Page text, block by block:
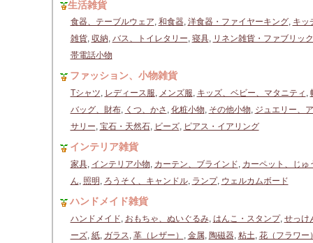
生活雑貨
食器、テーブルウェア, 和食器, 洋食器・ファイヤーキング, キッ
雑貨, 収納, バス、トイレタリー, 寝具, リネン雑貨・ファブリック
帯電話小物
ファッション、小物雑貨
Tシャツ, レディース服, メンズ服, キッズ、ベビー、マタニティ ,
バッグ、財布, くつ、かさ , 化粧小物, その他小物, ジュエリー、
サリー, 宝石・天然石, ビーズ, ピアス・イアリング
インテリア雑貨
家具, インテリア小物, カーテン、ブラインド, カーペット、じゅ
ん, 照明 , ろうそく、キャンドル, ランプ, ウェルカムボード
ハンドメイド雑貨
ハンドメイド, おもちゃ、ぬいぐるみ, はんこ・スタンプ, せっけ
ーズ, 紙, ガラス, 革（レザー） , 金属, 陶磁器, 粘土, 花（フラワー